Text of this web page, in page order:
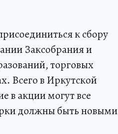
к сбору
Заксобрания и
торговых
Всего в Иркутской
в акции могут все
должны быть новыми